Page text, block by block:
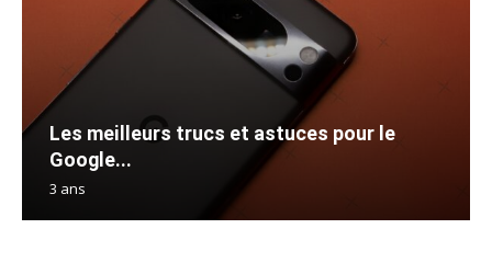
Les meilleurs trucs et astuces pour le
Google...
3 ans